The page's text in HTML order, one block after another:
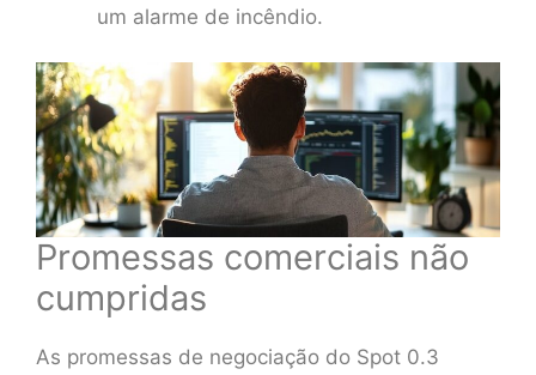
um alarme de incêndio.
Promessas comerciais não
cumpridas
As promessas de negociação do Spot 0.3